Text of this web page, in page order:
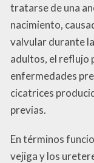
tratarse de una
nacimiento,
valvular durante
adultos, el reflujo
enfermedades
cicatrices
previas.
En términos
vejiga y los